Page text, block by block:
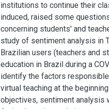
institutions to continue their
induced, raised some
concerning students' and
study of sentiment analysis in
Brazilian users (teachers and
education in Brazil during a
identify the factors
virtual teaching at the
objectives, sentiment analysis